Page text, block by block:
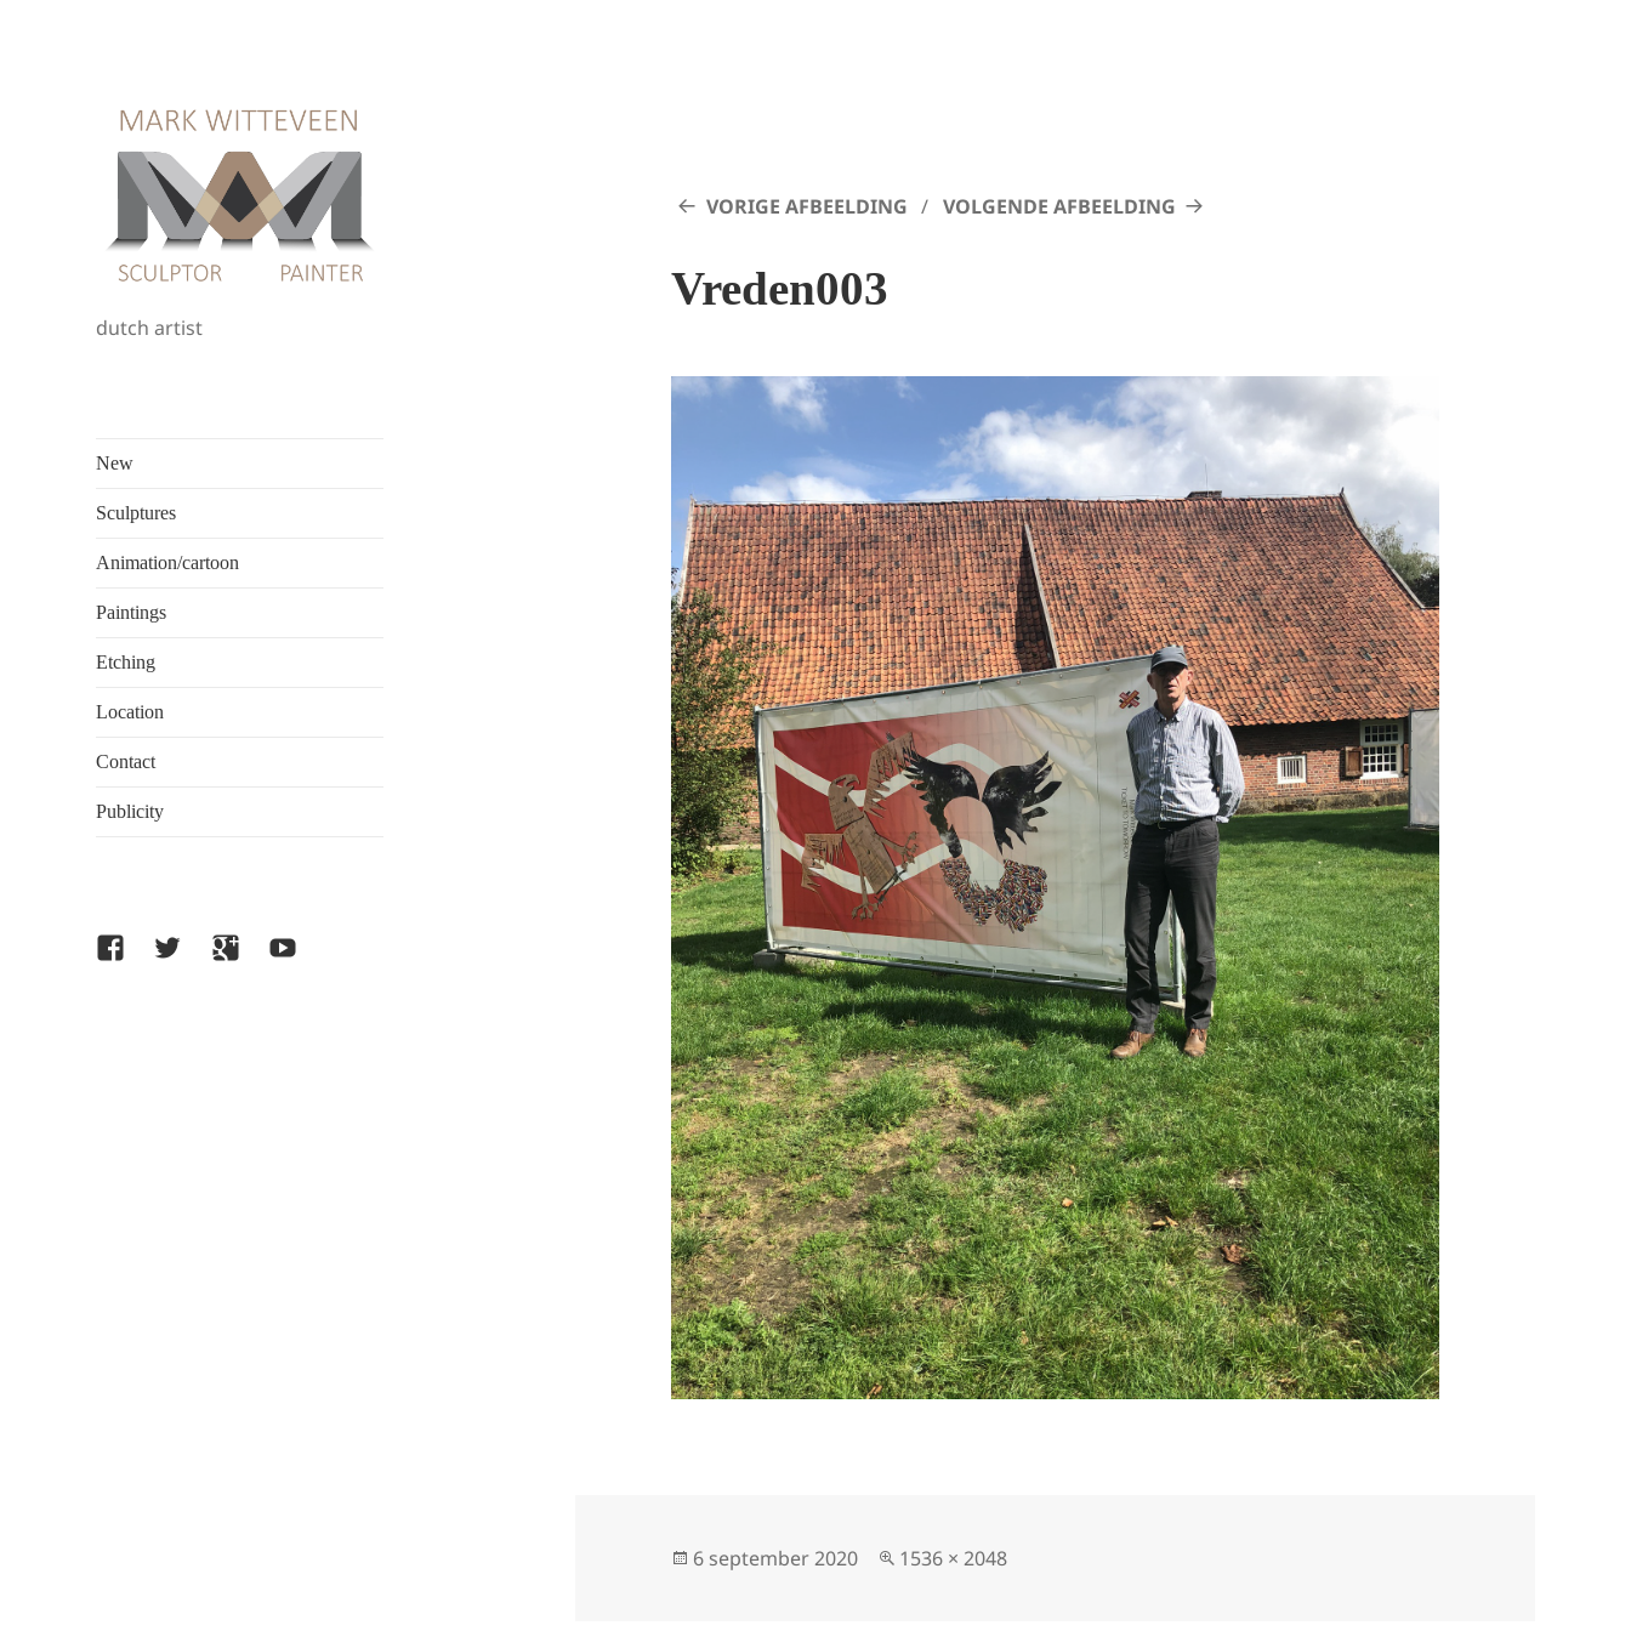
dutch artist
New
Sculptures
Animation/cartoon
Paintings
Etching
Location
Contact
Publicity
facebooktwitter GoogleYoutube
VORIGE AFBEELDING VOLGENDE AFBEELDING
Vreden003
Geplaatst
6 september 2020
Volledige
1536 × 2048